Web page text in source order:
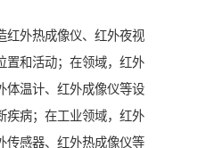
红外热成像仪、红外夜视
置和活动；在领域，红外
体温计、红外成像仪等设
疾病；在工业领域，红外
传感器、红外热成像仪等